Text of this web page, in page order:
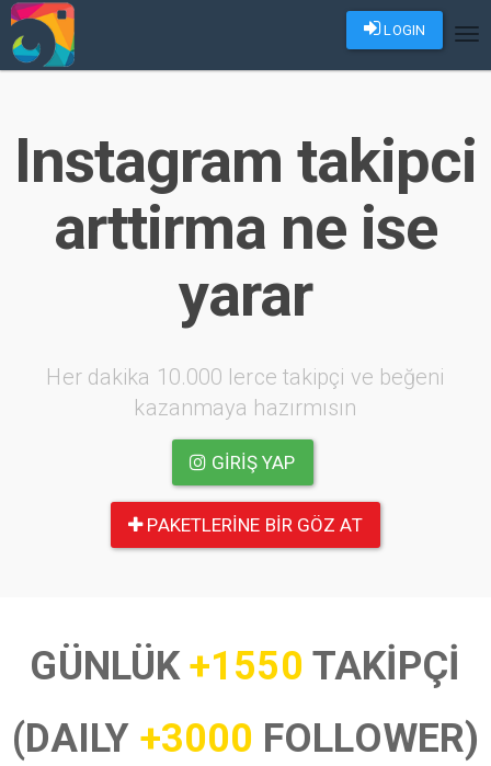
LOGIN
Instagram takipci
arttirma ne ise
yarar
Her dakika 10.000 lerce takipçi ve beğeni
kazanmaya hazırmısın
GIRIŞ YAP
PAKETLERINE BIR GÖZ AT
GÜNLÜK+1550 TAKİPÇİ
(DAILY +3000 FOLLOWER)